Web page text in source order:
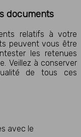
documents
relatifs à votre
peuvent vous être
les retenues
Veillez à conserver
de tous ces
avec le